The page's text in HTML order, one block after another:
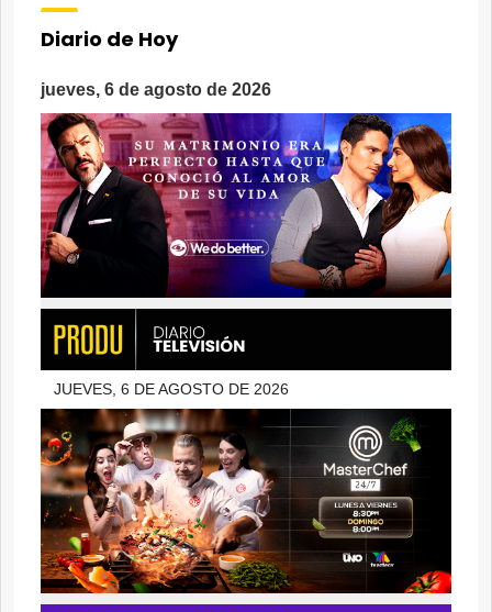
Diario de Hoy
jueves, 6 de agosto de 2026